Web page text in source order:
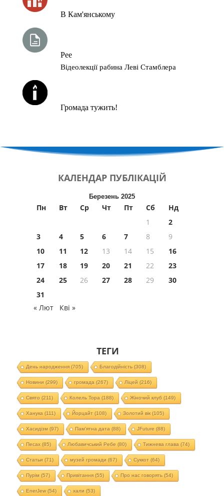
В Кам'янському
Рее
Відеолекції рабина Леві Стамблера
Громада тужить!
КАЛЕНДАР ПУБЛІКАЦІЙ
Березень 2025
Пн Вт Ср Чт Пт Сб
Нд
1
2
3
4 5 6 7 8
9
10
11 12 13 14 15
16
17
18 19 20 21 22
23
24
25 26 27 28 29
30
31
« Лют
Кві »
ТЕГИ
День народження(705) Благодійність(308)
Новини (299) громада (267) Ліцей (216)
Свято (211) Колель Тора (188) Жіночий клуб (149)
Ханука (111) Йорцайт (108) Золотий вік(105)
Хасидізм (97) Пам'ятна дата (88) JFuture (88)
Песах(85) Любавичський Ребе (80) Тижнева глава (74)
Статьи (71) музей громади (67) Суккот (64)
Пурім (57) Привітання(55) Про нас говорять(54)
EnerJew(54) хали (53)